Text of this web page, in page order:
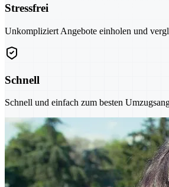
Stressfrei
Unkompliziert Angebote einholen und
Schnell
Schnell und einfach zum besten